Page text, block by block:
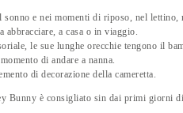
e nei momenti di riposo, nel lettino,
abbracciare, a casa o in viaggio.
le sue lunghe orecchie tengono il
di andare a nanna.
di decorazione della cameretta.
Bunny è consigliato sin dai primi giorni